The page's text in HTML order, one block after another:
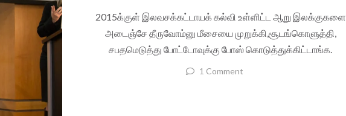
2015க்குள் இலவசக்கட்டாயக் கல்வி உள்ளிட்ட ஆறு இலக்குகளை
அடைஞ்சே தீருவோம்னு மீசையை முறுக்கி,சூடங்கொளுத்தி,
சபதமெடுத்து போட்டோவுக்கு போஸ் கொடுத்துக்கிட்டாங்க.
1 Comment